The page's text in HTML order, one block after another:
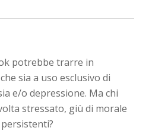
potrebbe trarre in
sia a uso esclusivo di
e/o depressione. Ma chi
stressato, giù di morale